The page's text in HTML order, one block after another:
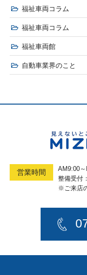
福祉車両コラム
福祉車両コラム
福祉車両館
自動車業界のこと
営業時間
AM9:00～
整備受付
※ご来店